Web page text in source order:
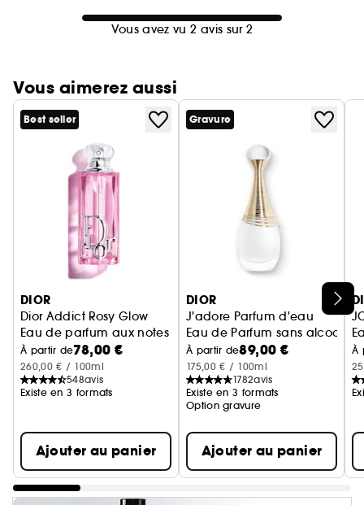
Vous avez vu 2 avis sur 2
Vous aimerez aussi
Ignorer le carrousel produits
Best seller
DIOR
Dior Addict Rosy Glow
Eau de parfum aux notes de rose et de litchi
À partir de78,00 €
260,00 € / 100ml
548avis
Existe en 3 formats
Ajouter au panier
Gravure
DIOR
J'adore Parfum d'eau
Eau de Parfum sans alcool -
À partir de89,00 €
175,00 € / 100ml
1782avis
Existe en 3 formats
Option gravure
Ajouter au panier
À